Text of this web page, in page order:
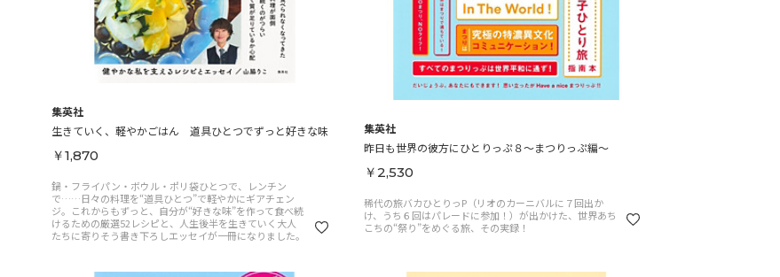
集英社
生きていく、軽やかごはん 道具ひとつでずっと好きな味
￥1,870
鍋・フライパン・ボウル・ポリ袋ひとつで、レンチン
で……日々の料理を“道具ひとつ”で軽やかにギアチェン
ジ。これからもずっと、自分が“好きな味”を作って食べ続
けるための厳選52レシピと、人生後半を生きていく大人
たちに寄りそう書き下ろしエッセイが一冊になりました。
集英社
昨日も世界の彼方にひとりっぷ８～まつりっぷ編～
￥2,530
稀代の旅バカひとりっP（リオのカーニバルに７回出か
け、うち６回はパレードに参加！）が出かけた、世界あち
こちの“祭り”をめぐる旅、その実録！